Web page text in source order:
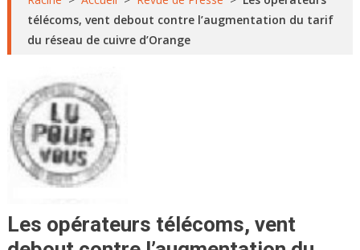
télécoms, vent debout contre l’augmentation du tarif
du réseau de cuivre d’Orange
Les opérateurs télécoms, vent